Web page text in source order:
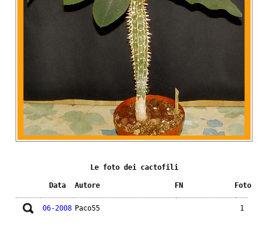
Le foto dei cactofili
Data Autore FN Foto
06-2008 Paco55 1